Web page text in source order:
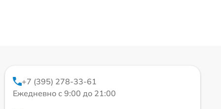
+7 (395) 278-33-61
Ежедневно с 9:00 до 21:00